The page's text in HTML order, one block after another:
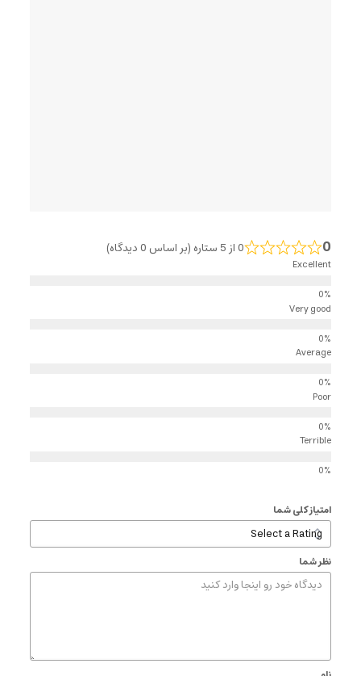
0 0 از 5 ستاره (بر اساس 0 دیدگاه)
Excellent
Very good
Average
Poor
Terrible
امتیاز کلی شما
نظر شما